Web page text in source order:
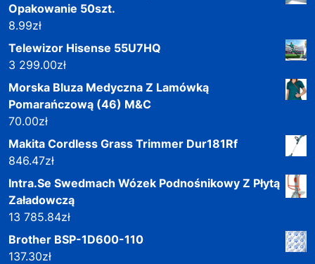
Opakowanie 50szt.
8.99zł
Telewizor Hisense 55U7HQ
3 299.00zł
Morska Bluza Medyczna Z Lamówką
Pomarańczową (46) M&C
70.00zł
Makita Cordless Grass Trimmer Dur181Rf
846.47zł
Intra.Se Swedmach Wózek Podnośnikowy Z Płytą
Załadowczą
13 785.84zł
Brother BSP-1D600-110
137.30zł